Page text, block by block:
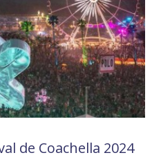
de Coachella 2024